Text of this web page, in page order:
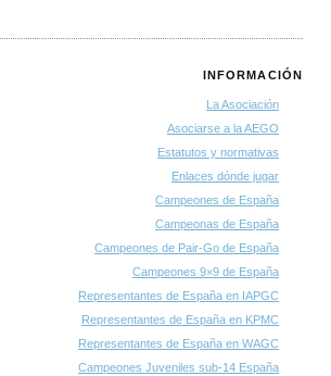
INFORMACIÓN
La Asociación
Asociarse a la AEGO
Estatutos y normativas
Enlaces dónde jugar
Campeones de España
Campeonas de España
Campeones de Pair-Go de España
Campeones 9×9 de España
Representantes de España en IAPGC
Representantes de España en KPMC
Representantes de España en WAGC
Campeones Juveniles sub-14 España